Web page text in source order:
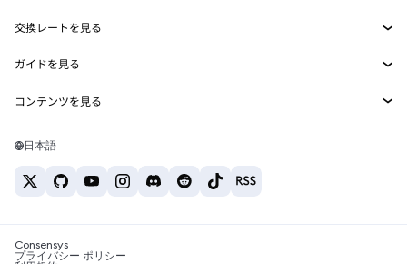
MetaMask Connect
Snaps
Web3サービス
セキュリティ
サポート
キャリア
お問い合わせ
イーサリアムの価格
Solanaの価格
Tetherの価格
交換レートを見る
ETH→USD
USDT→INR
BTC→INR
ETH→USDT
ガイドを見る
ETHの購入
USDTの購入
SHIBの購入
コンテンツを見る
Solanaウォレット
税制関連ニュース
日本語
Consensys
プライバシー ポリシー